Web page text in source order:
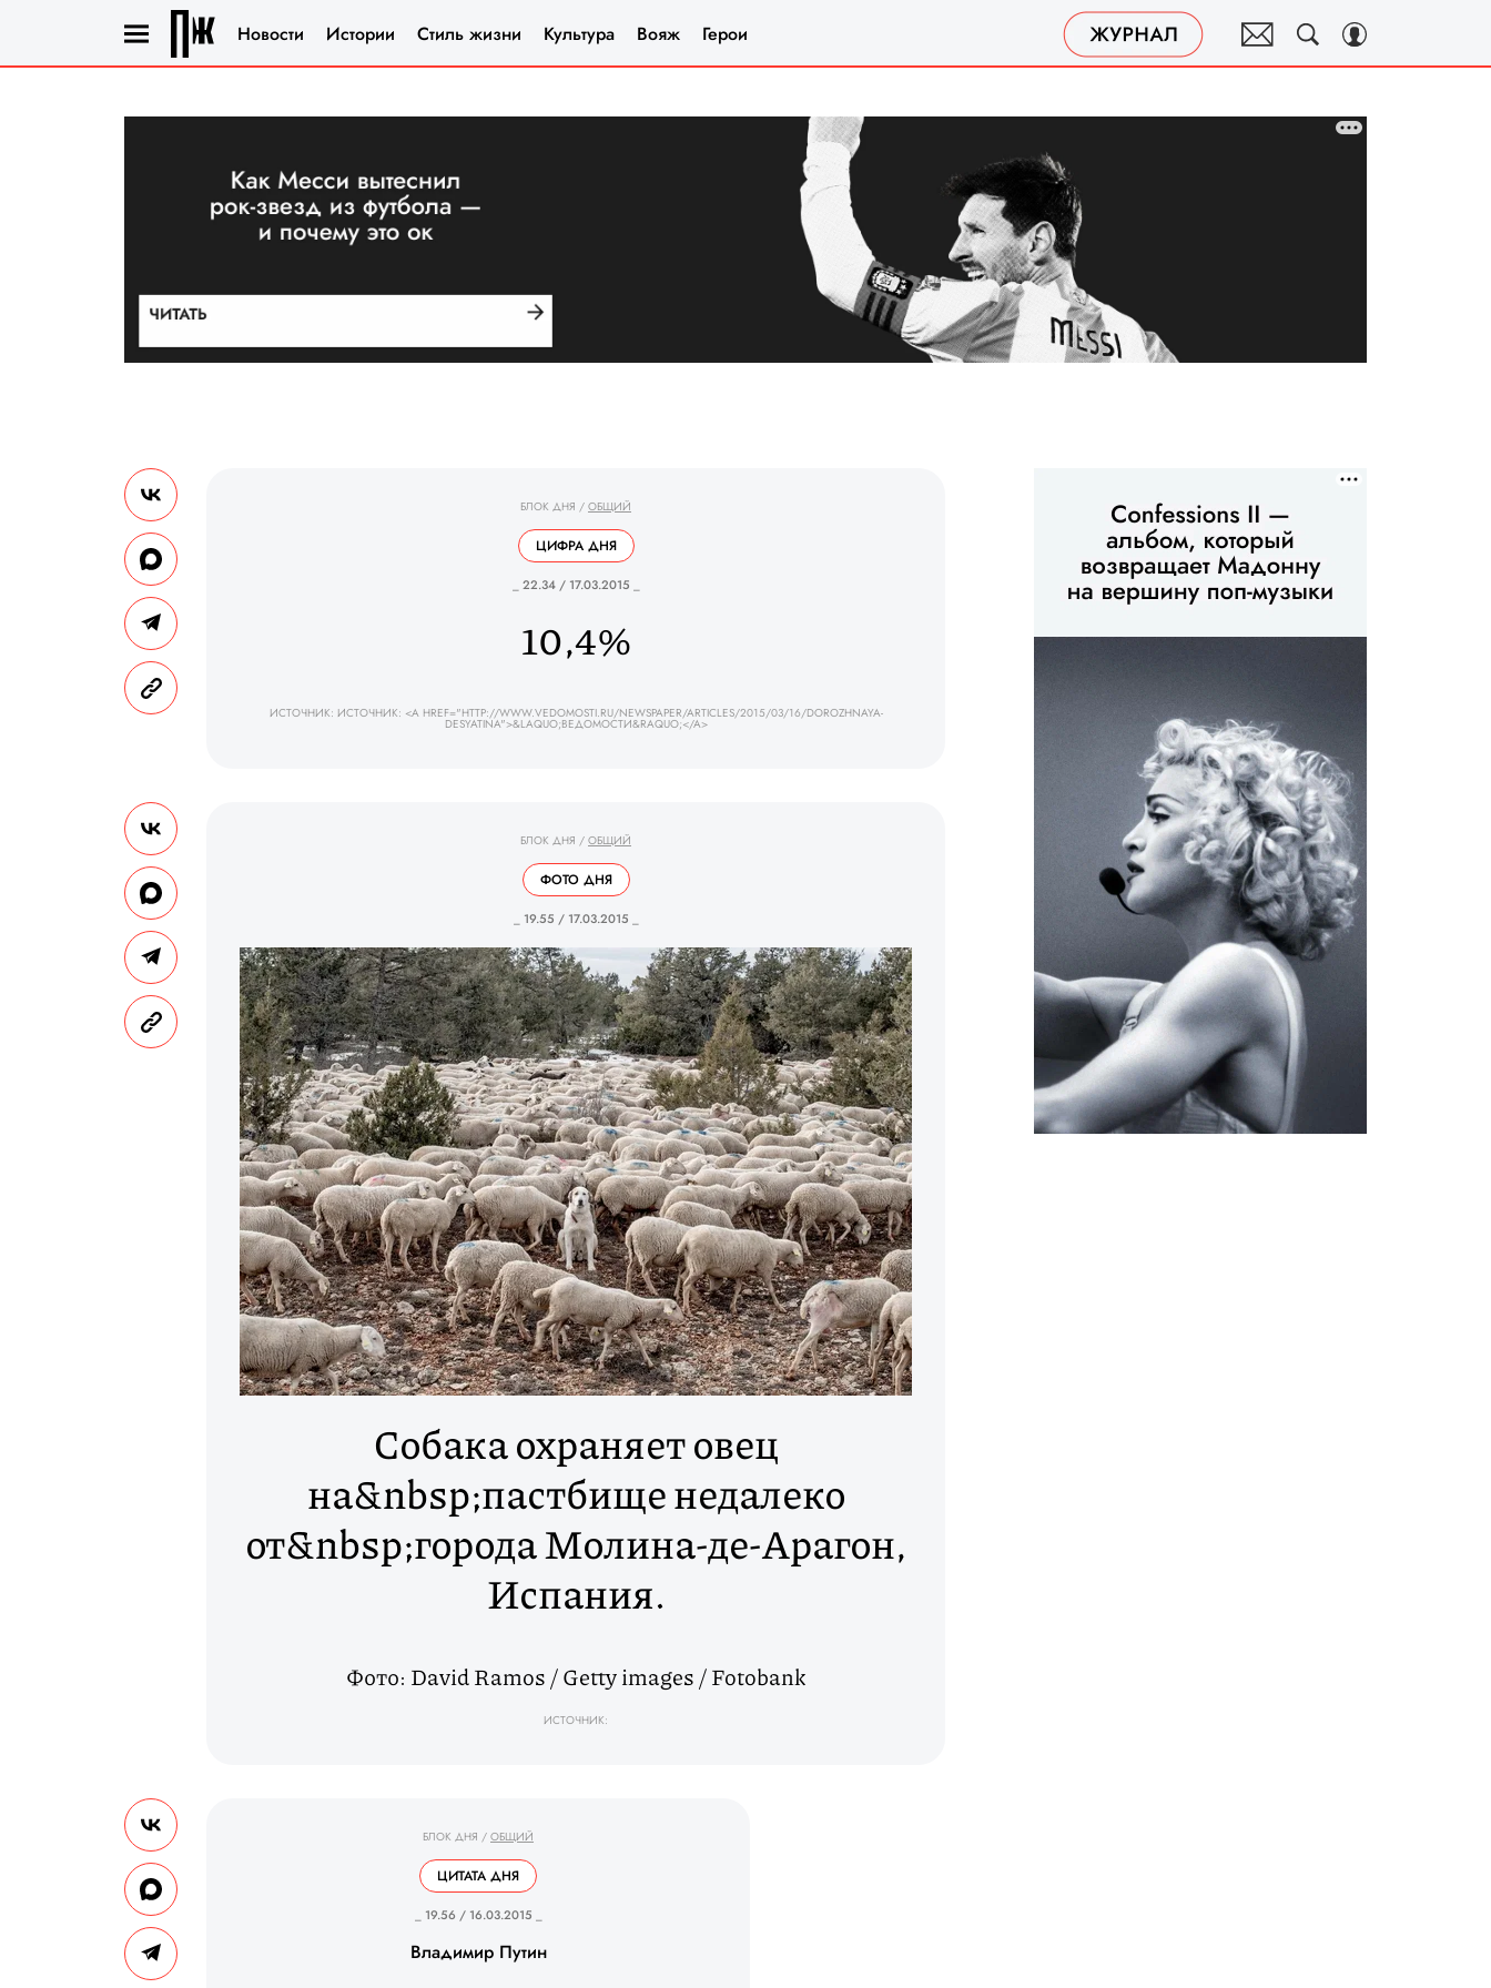
Новости Истории Стиль жизни Культура Вояж Герои
БЛОК ДНЯ / ОБЩИЙ
ЦИФРА ДНЯ
_ 22.34 / 17.03.2015 _
10,4%
ИСТОЧНИК: ИСТОЧНИК: <A HREF="HTTP://WWW.VEDOMOSTI.RU/NEWSPAPER/ARTICLES/2015/03/16/DOROZHNAYA-
DESYATINA">&LAQUO;ВЕДОМОСТИ&RAQUO;</A>
БЛОК ДНЯ / ОБЩИЙ
ФОТО ДНЯ
_ 19.55 / 17.03.2015 _
Собака охраняет овец
на&nbsp;пастбище недалеко
от&nbsp;города Молина-де-Арагон,
Испания.
Фото: David Ramos / Getty images / Fotobank
ИСТОЧНИК:
БЛОК ДНЯ / ОБЩИЙ
ЦИТАТА ДНЯ
_ 19.56 / 16.03.2015 _
Владимир Путин